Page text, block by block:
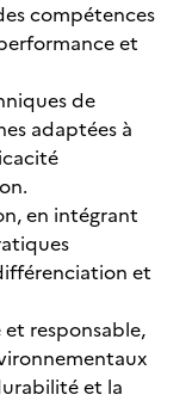
compétences
et
de
adaptées à
en intégrant
et
responsable,
et la